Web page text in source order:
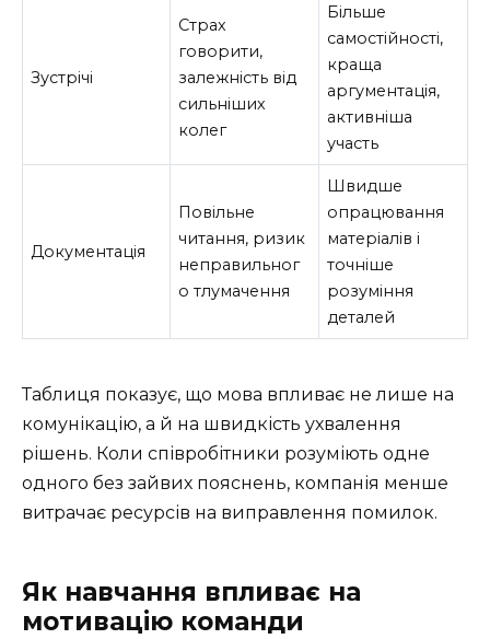
Зустрічі
Страх
говорити,
залежність від
сильніших
колег
Більше
самостійності,
краща
аргументація,
активніша
участь
Документація
Повільне
читання, ризик
неправильног
о тлумачення
Швидше
опрацювання
матеріалів і
точніше
розуміння
деталей
Таблиця показує, що мова впливає не лише на
комунікацію, а й на швидкість ухвалення
рішень. Коли співробітники розуміють одне
одного без зайвих пояснень, компанія менше
витрачає ресурсів на виправлення помилок.
Як навчання впливає на
мотивацію команди